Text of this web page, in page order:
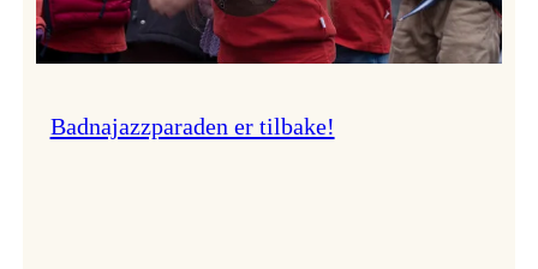
Badnajazzparaden er tilbake!